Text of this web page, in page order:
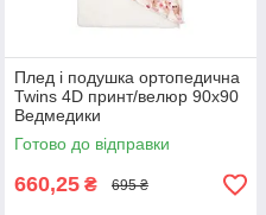
Плед і подушка ортопедична
Twins 4D принт/велюр 90х90
Ведмедики
Готово до відправки
660,25 ₴ 695 ₴